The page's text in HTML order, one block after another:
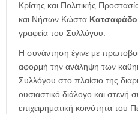
Κρίσης και Πολιτικής
και Νήσων Κώστα Κατσαφάδο
γραφεία του Συλλόγου.
Η συνάντηση έγινε με
αφορμή την ανάληψη των
Συλλόγου στο πλαίσιο της
ουσιαστικό διάλογο και στενή
επιχειρηματική κοινότητα του